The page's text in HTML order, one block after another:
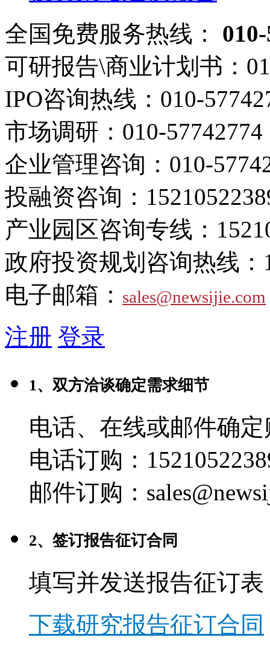
全国免费服务热线：
可研报告\商业计划书：
IPO咨询热线： 010-
市场调研： 010-57742774
企业管理咨询： 010-
投融资咨询：
产业园区咨询专线：
政府投资规划咨询热线：
电子邮箱： sales@newsijie.com
注册 登录
1、双方洽谈确定需求细节
电话、在线或邮件确
电话订购：
邮件订购：
2、签订报告征订合同
填写并发送报告征订表
下载研究报告征订合同